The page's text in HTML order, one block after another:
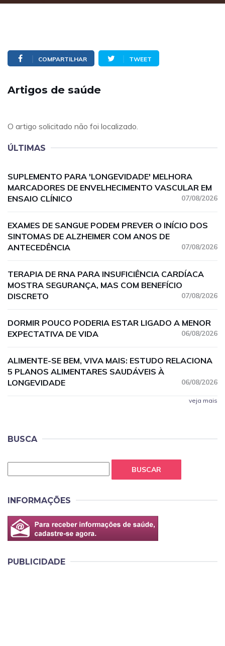
COMPARTILHAR TWEET
Artigos de saúde
O artigo solicitado não foi localizado.
ÚLTIMAS
SUPLEMENTO PARA 'LONGEVIDADE' MELHORA
MARCADORES DE ENVELHECIMENTO VASCULAR EM
ENSAIO CLÍNICO
07/08/2026
EXAMES DE SANGUE PODEM PREVER O INÍCIO DOS
SINTOMAS DE ALZHEIMER COM ANOS DE
ANTECEDÊNCIA
07/08/2026
TERAPIA DE RNA PARA INSUFICIÊNCIA CARDÍACA
MOSTRA SEGURANÇA, MAS COM BENEFÍCIO
DISCRETO
07/08/2026
DORMIR POUCO PODERIA ESTAR LIGADO A MENOR
EXPECTATIVA DE VIDA
06/08/2026
ALIMENTE-SE BEM, VIVA MAIS: ESTUDO RELACIONA
5 PLANOS ALIMENTARES SAUDÁVEIS À
LONGEVIDADE
06/08/2026
veja mais
BUSCA
BUSCAR
INFORMAÇÕES
PUBLICIDADE